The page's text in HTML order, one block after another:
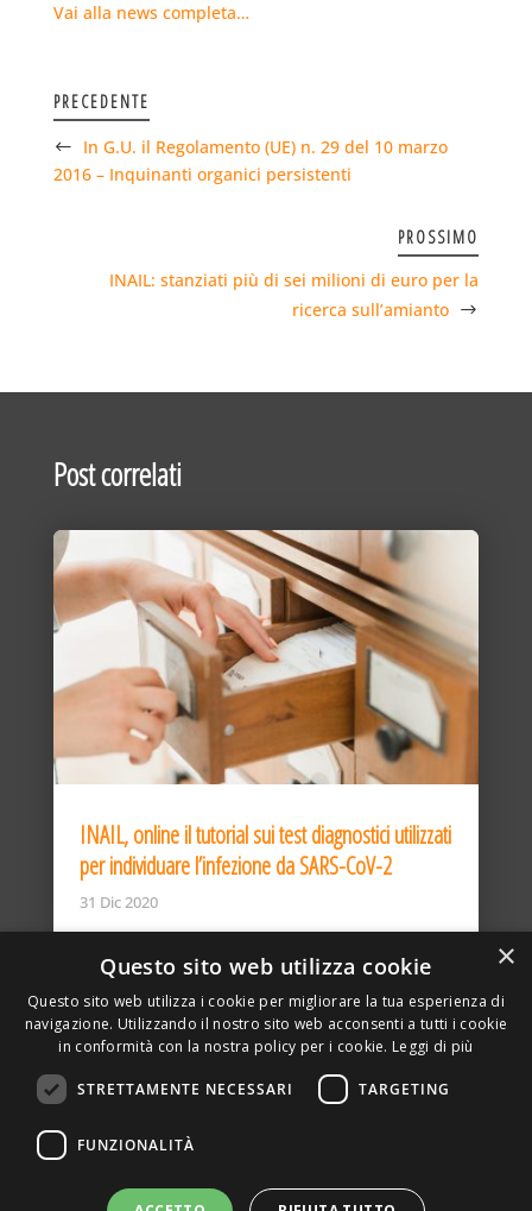
Vai alla news completa…
PRECEDENTE
In G.U. il Regolamento (UE) n. 29 del 10 marzo
2016 – Inquinanti organici persistenti
PROSSIMO
INAIL: stanziati più di sei milioni di euro per la
ricerca sull’amianto
Post correlati
INAIL, online il tutorial sui test diagnostici utilizzati
per individuare l’infezione da SARS-CoV-2
31 Dic 2020
DELLA TORRE, 15 – 20127 – MILANO – P. IVA
SITO REALIZZATO DA GRAFICAEFOTO WEB AGENCY –
×
Questo sito web utilizza cookie
Questo sito web utilizza i cookie per migliorare la tua esperienza di
navigazione. Utilizzando il nostro sito web acconsenti a tutti i cookie
in conformità con la nostra policy per i cookie. Leggi di più
STRETTAMENTE NECESSARI TARGETING
FUNZIONALITÀ